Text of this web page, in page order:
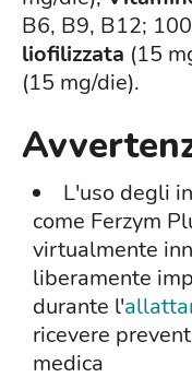
B6, B9, B12;
liofilizzata (15
(15 mg/die).
L'uso degli
come Ferzym
virtualmente
liberamente
durante l'
ricevere
medica